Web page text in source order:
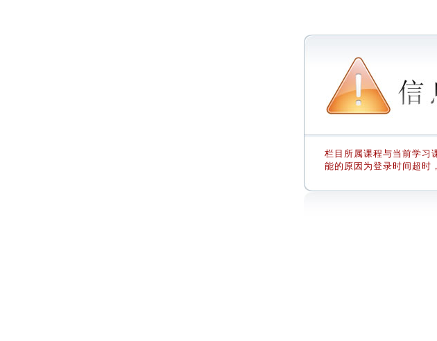
栏目所属课程与当前学习
能的原因为登录时间超时